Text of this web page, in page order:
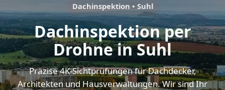
Dachinspektion • Suhl
Dachinspektion per
Drohne in Suhl
Präzise 4K-Sichtprüfungen für Dachdecker,
Architekten und Hausverwaltungen. Wir sind Ihr